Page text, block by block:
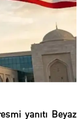
yanıtı Beyaz